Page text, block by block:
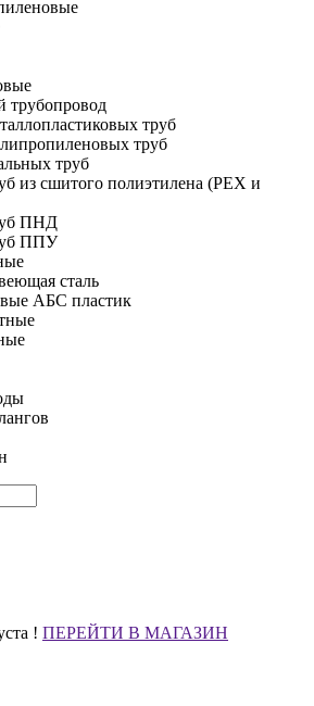
трубопровод
труб
труб
труб
из сшитого полиэтилена (PEX и
ПНД
ППУ
сталь
АБС пластик
! ПЕРЕЙТИ В МАГАЗИН